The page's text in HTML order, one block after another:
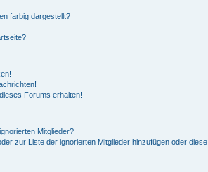
farbig dargestellt?
Forums erhalten!
Mitglieder?
zur Liste der ignorierten Mitglieder hinzufügen oder diese